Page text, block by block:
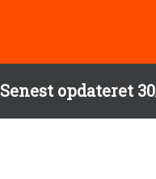
Senest opdateret